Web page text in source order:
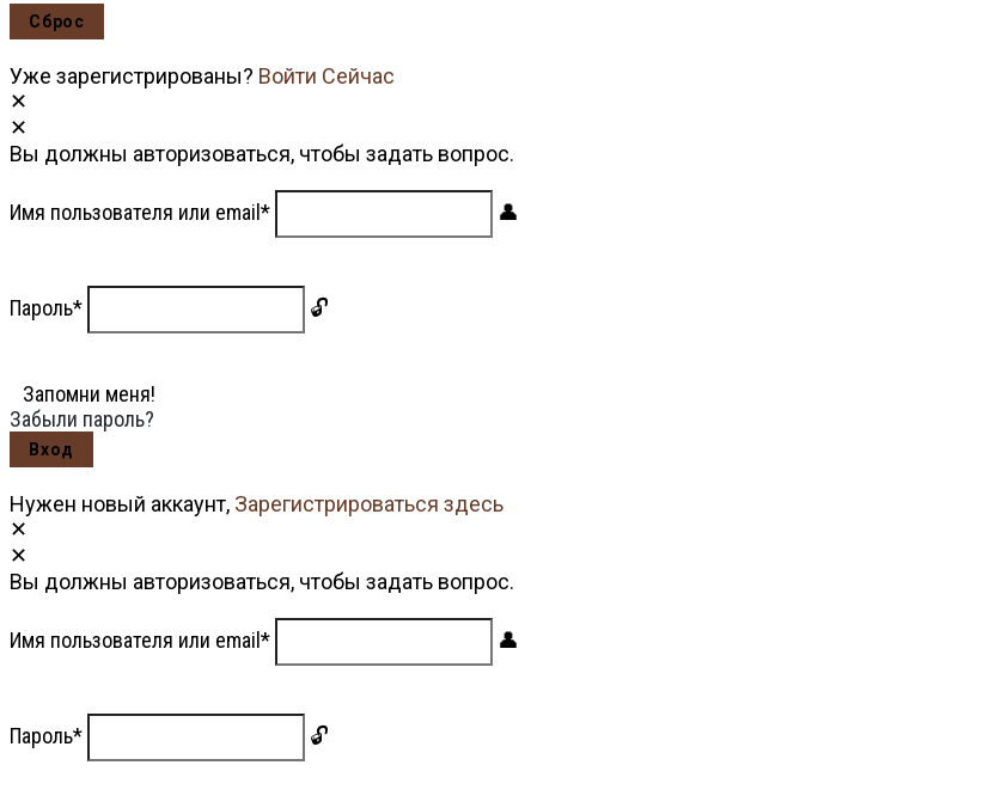
Уже зарегистрированы? Войти Сейчас
Вы должны авторизоваться, чтобы задать вопрос.
Имя пользователя или email*
Пароль*
Запомни меня!
Забыли пароль?
Нужен новый аккаунт, Зарегистрироваться здесь
Вы должны авторизоваться, чтобы задать вопрос.
Имя пользователя или email*
Пароль*